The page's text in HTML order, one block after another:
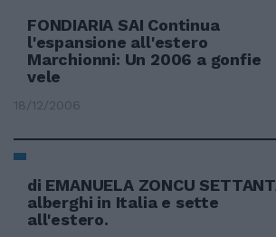
FONDIARIA SAI Continua
l'espansione all'estero
Marchionni: Un 2006 a gonfie
vele
18/12/2006
di EMANUELA ZONCU
alberghi in Italia e sette
all'estero.